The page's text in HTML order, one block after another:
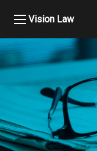
Vision Law